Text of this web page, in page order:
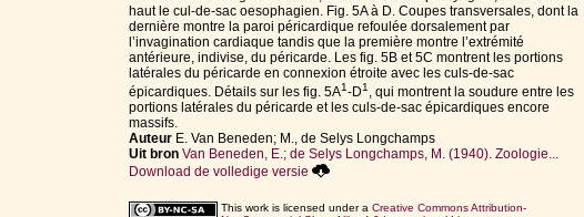
haut le cul-de-sac oesophagien. Fig. 5A à D. Coupes transversales, dont la
dernière montre la paroi péricardique refoulée dorsalement par
l’invagination cardiaque tandis que la première montre l’extrémité
antérieure, indivise, du péricarde. Les fig. 5B et 5C montrent les portions
latérales du péricarde en connexion étroite avec les culs-de-sac
épicardiques. Détails sur les fig. 5A1-D1 , qui montrent la soudure entre les
portions latérales du péricarde et les culs-de-sac épicardiques encore
massifs.
Auteur E. Van Beneden; M., de Selys Longchamps
Uit bron Van Beneden, E.; de Selys Longchamps, M. (1940). Zoologie...
Download de volledige versie
This work is licensed under a Creative Commons Attribution-